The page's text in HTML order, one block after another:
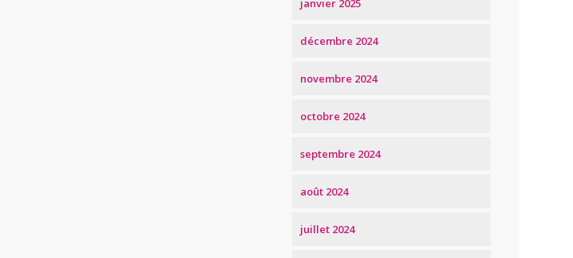
décembre 2024
novembre 2024
octobre 2024
septembre 2024
août 2024
juillet 2024